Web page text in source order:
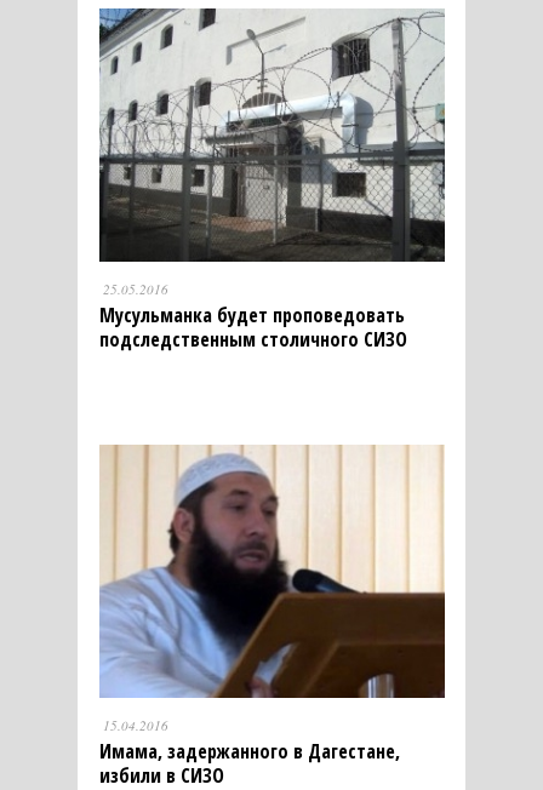
25.05.2016
Мусульманка будет проповедовать
подследственным столичного СИЗО
15.04.2016
Имама, задержанного в Дагестане,
избили в СИЗО